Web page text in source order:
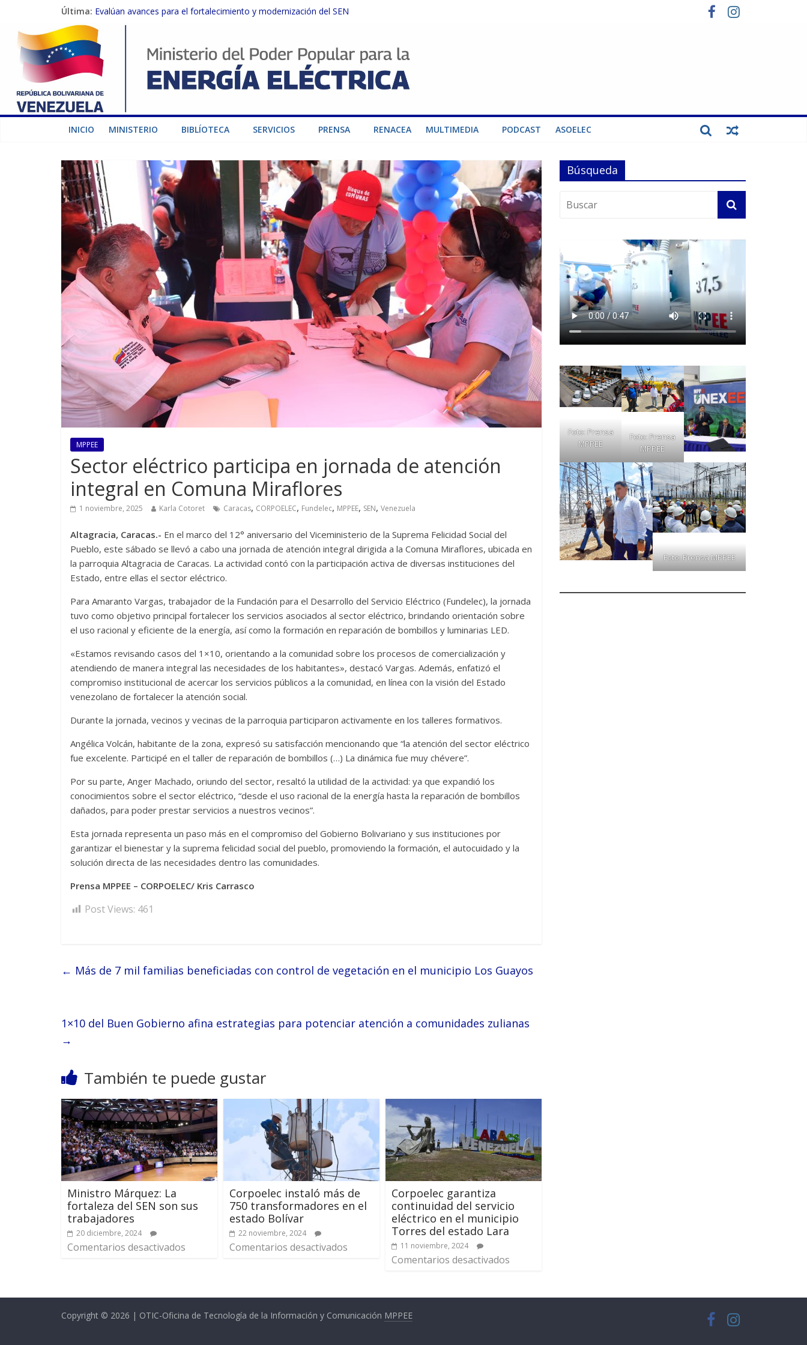
Última: Evalúan avances para el fortalecimiento y modernización del SEN
Inspeccionan trabajos de rehabilitación en instalaciones del SEN en Carabobo
Gobierno Nacional activa plan preventivo para fortalecer el SEN ante el fenómeno de El Niño
Termocarabobo recupera el 50% de su capacidad de generación para fortalecer el SEN
Condecoran a trabajadores del sector eléctrico por su heroica labor tras el doble sismo del 24-J
INICIO MINISTERIO BIBLÍOTECA SERVICIOS PRENSA RENACEA MULTIMEDIA PODCAST ASOELEC
MPPEE
Sector eléctrico participa en jornada de atención
integral en Comuna Miraflores
1 noviembre, 2025 Karla Cotoret Caracas, CORPOELEC, Fundelec, MPPEE, SEN, Venezuela
Altagracia, Caracas.- En el marco del 12° aniversario del Viceministerio de la Suprema Felicidad Social del
Pueblo, este sábado se llevó a cabo una jornada de atención integral dirigida a la Comuna Miraflores, ubicada en
la parroquia Altagracia de Caracas. La actividad contó con la participación activa de diversas instituciones del
Estado, entre ellas el sector eléctrico.
Para Amaranto Vargas, trabajador de la Fundación para el Desarrollo del Servicio Eléctrico (Fundelec), la jornada
tuvo como objetivo principal fortalecer los servicios asociados al sector eléctrico, brindando orientación sobre
el uso racional y eficiente de la energía, así como la formación en reparación de bombillos y luminarias LED.
«Estamos revisando casos del 1×10, orientando a la comunidad sobre los procesos de comercialización y
atendiendo de manera integral las necesidades de los habitantes», destacó Vargas. Además, enfatizó el
compromiso institucional de acercar los servicios públicos a la comunidad, en línea con la visión del Estado
venezolano de fortalecer la atención social.
Durante la jornada, vecinos y vecinas de la parroquia participaron activamente en los talleres formativos.
Angélica Volcán, habitante de la zona, expresó su satisfacción mencionando que “la atención del sector eléctrico
fue excelente. Participé en el taller de reparación de bombillos (…) La dinámica fue muy chévere”.
Por su parte, Anger Machado, oriundo del sector, resaltó la utilidad de la actividad: ya que expandió los
conocimientos sobre el sector eléctrico, “desde el uso racional de la energía hasta la reparación de bombillos
dañados, para poder prestar servicios a nuestros vecinos”.
Esta jornada representa un paso más en el compromiso del Gobierno Bolivariano y sus instituciones por
garantizar el bienestar y la suprema felicidad social del pueblo, promoviendo la formación, el autocuidado y la
solución directa de las necesidades dentro las comunidades.
Prensa MPPEE – CORPOELEC/ Kris Carrasco
Post Views: 461
← Más de 7 mil familias beneficiadas con control de vegetación en el municipio Los Guayos
1×10 del Buen Gobierno afina estrategias para potenciar atención a comunidades zulianas
→
También te puede gustar
Ministro Márquez: La
fortaleza del SEN son sus
trabajadores
20 diciembre, 2024
Comentarios desactivados
Corpoelec instaló más de
750 transformadores en el
estado Bolívar
22 noviembre, 2024
Comentarios desactivados
Corpoelec garantiza
continuidad del servicio
eléctrico en el municipio
Torres del estado Lara
11 noviembre, 2024
Comentarios desactivados
Búsqueda
Foto: Prensa
MPPEE
Foto: Prensa
MPPEE
Foto: Prensa MPPEE
Copyright © 2026 | OTIC-Oficina de Tecnología de la Información y Comunicación MPPEE